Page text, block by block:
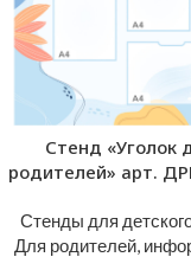
Стенд «Уголок
родителей» арт.
Стенды для
Для родителей,